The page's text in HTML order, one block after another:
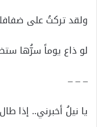
ولقد تركتُ على
لو ذاع يوماً سرُّها
– – –
يا نيلُ أخبرني.. إذا